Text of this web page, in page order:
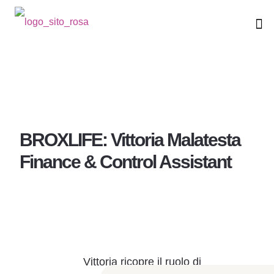
BROXLIFE: Vittoria Malatesta
Finance & Control Assistant
Vittoria ricopre il ruolo di